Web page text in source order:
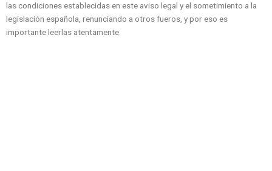
las condiciones establecidas en este aviso legal y el sometimiento a la
legislación española, renunciando a otros fueros, y por eso es
importante leerlas atentamente.